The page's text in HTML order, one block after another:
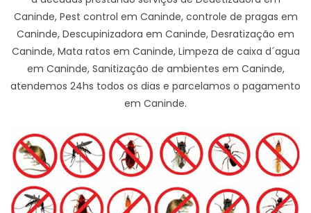
Caninde, Pest control em Caninde, controle de pragas em
Caninde, Descupinizadora em Caninde, Desratização em
Caninde, Mata ratos em Caninde, Limpeza de caixa d´agua
em Caninde, Sanitização de ambientes em Caninde,
atendemos 24hs todos os dias e parcelamos o pagamento
em Caninde.